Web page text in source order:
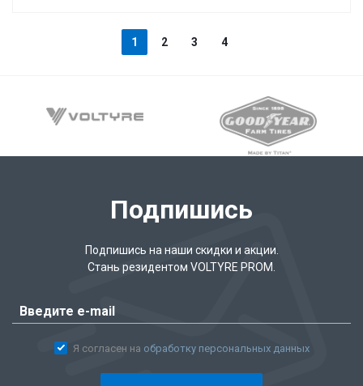
1 2 3 4
Подпишись
Подпишись на наши скидки и акции.
Стань резидентом VOLTYRE PROM.
Я согласен на обработку персональных данных